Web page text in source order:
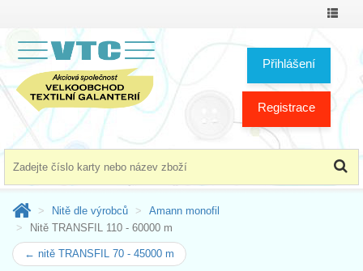
Přihlášení
Registrace
Nitě dle výrobců
Amann monofil
Nitě TRANSFIL 110 - 60000 m
← nitě TRANSFIL 70 - 45000 m